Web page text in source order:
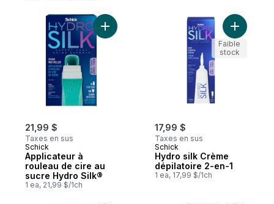
21,99 $
Taxes en sus
Schick
Applicateur à
rouleau de cire au
sucre Hydro Silk®
1 ea, 21,99 $/1ch
Ajouter Applicateur à rouleau de cire au
17,99 $
Taxes en sus
Schick
Hydro silk Crème
dépilatoire 2-en-1
1 ea, 17,99 $/1ch
Ajouter
Faible
stock